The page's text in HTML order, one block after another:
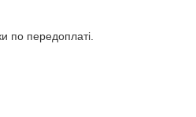
по передоплаті.